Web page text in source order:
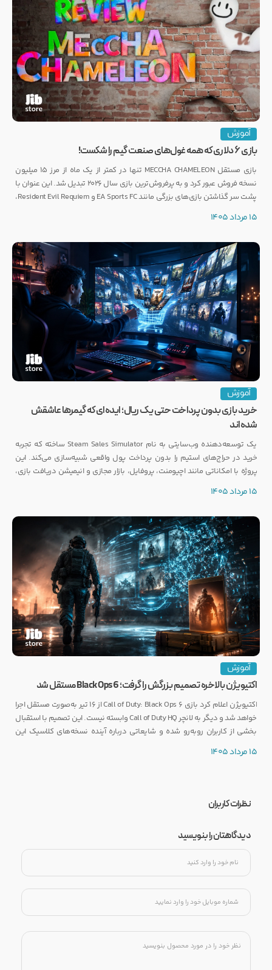
آموزش
بازی ۶ دلاری که همه غول‌های صنعت گیم را شکست!
بازی مستقل MECCHA CHAMELEON تنها در کمتر از یک ماه از مرز ۱۵ میلیون
نسخه فروش عبور کرد و به پرفروش‌ترین بازی سال ۲۰۲۶ تبدیل شد. این عنوان با
پشت سر گذاشتن بازی‌های بزرگی مانند EA Sports FC و Resident Evil Requiem،
15 مرداد 1405
آموزش
خرید بازی بدون پرداخت حتی یک ریال؛ ایده‌ای که گیمرها عاشقش
شده‌اند
یک توسعه‌دهنده وب‌سایتی به نام Steam Sales Simulator ساخته که تجربه
خرید در حراج‌های استیم را بدون پرداخت پول واقعی شبیه‌سازی می‌کند. این
پروژه با امکاناتی مانند اچیومنت، پروفایل، بازار مجازی و انیمیشن دریافت بازی،
15 مرداد 1405
آموزش
اکتیویژن بالاخره تصمیم بزرگش را گرفت؛ Black Ops 6 مستقل شد
اکتیویژن اعلام کرد بازی Call of Duty: Black Ops 6 از ۱۶ تیر به‌صورت مستقل اجرا
خواهد شد و دیگر به لانچر Call of Duty HQ وابسته نیست. این تصمیم با استقبال
بخشی از کاربران روبه‌رو شده و شایعاتی درباره آینده نسخه‌های کلاسیک این
15 مرداد 1405
نظرات کاربران
دیدگاهتان را بنویسید